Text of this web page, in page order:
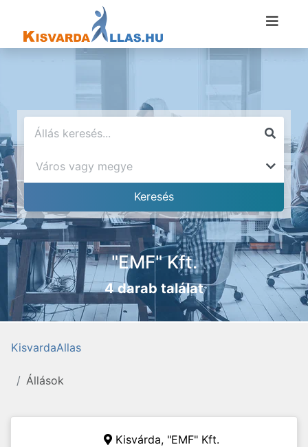
"EMF" Kft.
4 darab találat
KisvardaAllas
Állások
Kisvárda, "EMF" Kft.